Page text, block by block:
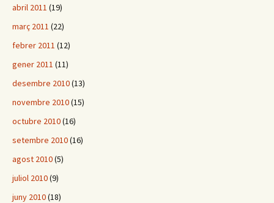
abril 2011 (19)
març 2011 (22)
febrer 2011 (12)
gener 2011 (11)
desembre 2010(13)
novembre 2010(15)
octubre 2010(16)
setembre 2010(16)
agost 2010(5)
juliol 2010(9)
juny 2010(18)